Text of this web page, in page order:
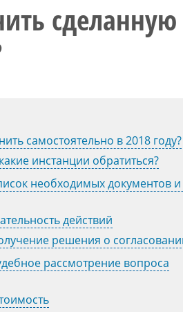
самостоятельно в 2018 году?
инстанции обратиться?
необходимых документов
действий
решения о
рассмотрение вопроса